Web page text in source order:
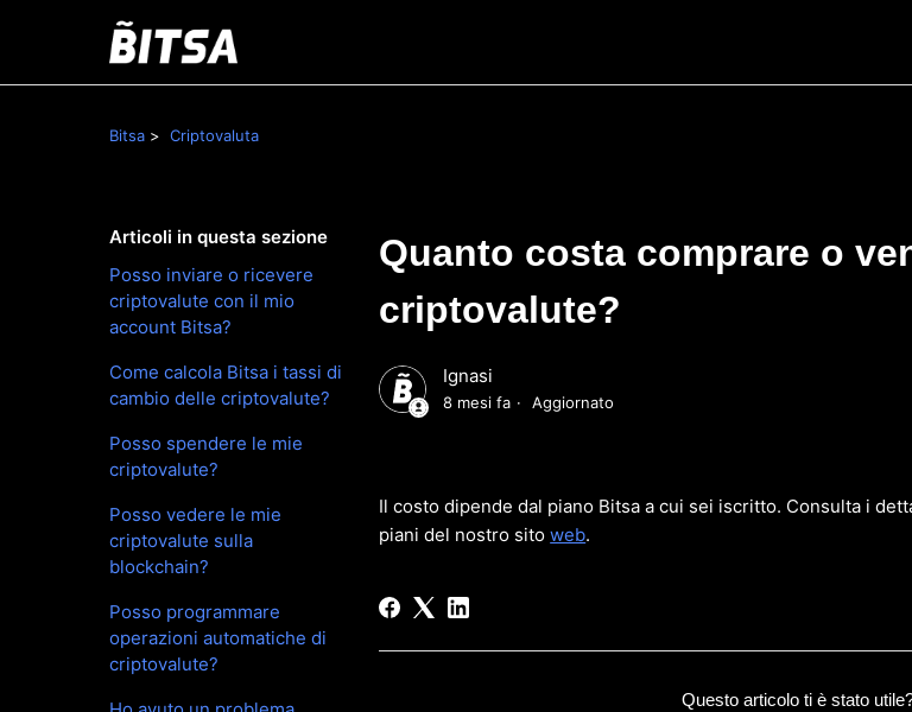
Bitsa Criptovaluta
Articoli in questa sezione
Posso inviare o ricevere
criptovalute con il mio
account Bitsa?
Come calcola Bitsa i tassi di
cambio delle criptovalute?
Posso spendere le mie
criptovalute?
Posso vedere le mie
criptovalute sulla
blockchain?
Posso programmare
operazioni automatiche di
criptovalute?
Quanto costa comprare o
criptovalute?
Ignasi
8 mesi fa Aggiornato
Il costo dipende dal piano Bitsa a cui sei iscritto. Consulta i
piani del nostro sitoweb.
Questo articolo ti è stato